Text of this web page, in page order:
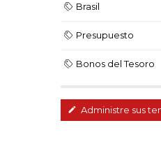
Brasil
Presupuesto
Bonos del Tesoro
Administre sus